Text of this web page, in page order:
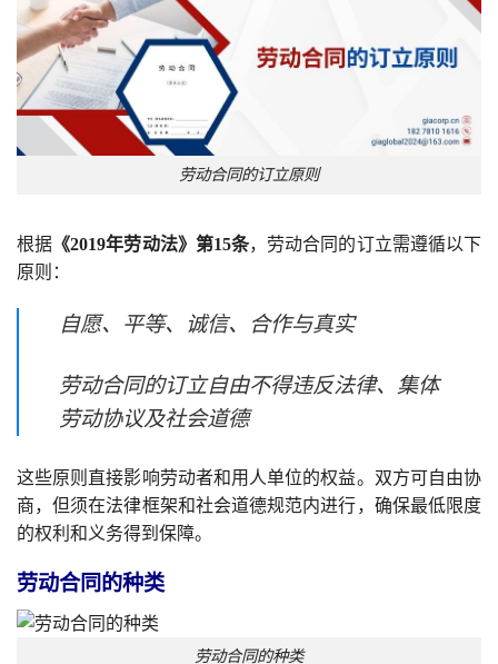
劳动合同的订立原则
根据 《2019年劳动法》第15条，劳动合同的订立需遵循以下
原则：
自愿、平等、诚信、合作与真实
劳动合同的订立自由不得违反法律、集体
劳动协议及社会道德
这些原则直接影响劳动者和用人单位的权益。双方可自由协
商，但须在法律框架和社会道德规范内进行，确保最低限度
的权利和义务得到保障。
劳动合同的种类
劳动合同的种类